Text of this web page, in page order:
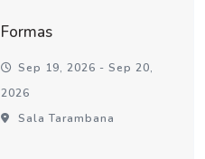
Formas
Sep 19, 2026 - Sep 20,
2026
Sala Tarambana